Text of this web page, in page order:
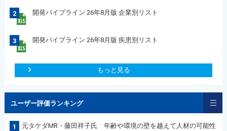
2 開発パイプライン 26年8月版 企業別リスト
3 開発パイプライン 26年8月版 疾患別リスト
もっと見る
ユーザー評価ランキング
1
元タケダMR・藤田祥子氏 年齢や環境の壁を越えて人材の可能性